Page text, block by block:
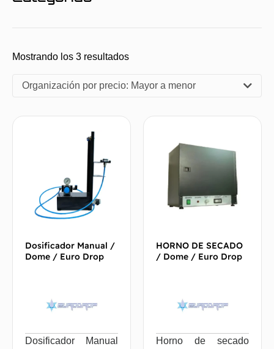
Mostrando los 3 resultados
Organización por precio: Mayor a menor
Dosificador Manual /
Dome / Euro Drop
Dosificador Manual
HORNO DE SECADO
/ Dome / Euro Drop
Horno de secado